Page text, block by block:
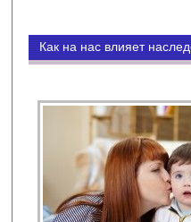
Как на нас влияет